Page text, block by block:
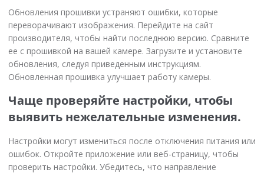
Обновления прошивки устраняют ошибки, которые
переворачивают изображения. Перейдите на сайт
производителя, чтобы найти последнюю версию. Сравните
ее с прошивкой на вашей камере. Загрузите и установите
обновления, следуя приведенным инструкциям.
Обновленная прошивка улучшает работу камеры.
Чаще проверяйте настройки, чтобы
выявить нежелательные изменения.
Настройки могут измениться после отключения питания или
ошибок. Откройте приложение или веб-страницу, чтобы
проверить настройки. Убедитесь, что направление